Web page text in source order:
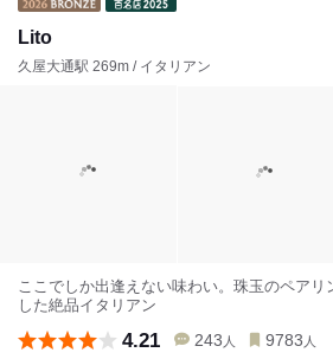
Lito
久屋大通駅 269m / イタリアン
ここでしか出逢えない味わい。珠玉のペアリ
した絶品イタリアン
4.21 243 人 9783 人